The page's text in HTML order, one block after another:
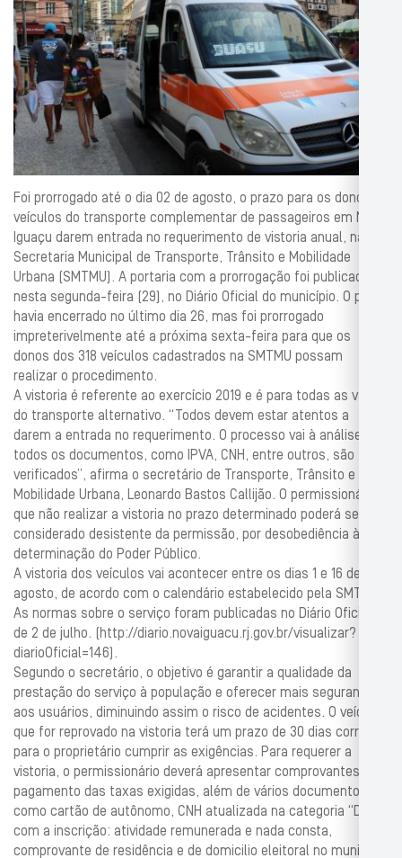
Foi prorrogado até o dia 02 de agosto, o prazo para os donos de
veículos do transporte complementar de passageiros em Nova
Iguaçu darem entrada no requerimento de vistoria anual, na
Secretaria Municipal de Transporte, Trânsito e Mobilidade
Urbana (SMTMU). A portaria com a prorrogação foi publicada
nesta segunda-feira (29), no Diário Oficial do município. O prazo
havia encerrado no último dia 26, mas foi prorrogado
impreterivelmente até a próxima sexta-feira para que os
donos dos 318 veículos cadastrados na SMTMU possam
realizar o procedimento.
A vistoria é referente ao exercício 2019 e é para todas as vans
do transporte alternativo. “Todos devem estar atentos a
darem a entrada no requerimento. O processo vai à análise e
todos os documentos, como IPVA, CNH, entre outros, são
verificados”, afirma o secretário de Transporte, Trânsito e
Mobilidade Urbana, Leonardo Bastos Callijão. O permissionário
que não realizar a vistoria no prazo determinado poderá ser
considerado desistente da permissão, por desobediência à
determinação do Poder Público.
A vistoria dos veículos vai acontecer entre os dias 1 e 16 de
agosto, de acordo com o calendário estabelecido pela SMTMU.
As normas sobre o serviço foram publicadas no Diário Oficial,
de 2 de julho. (http://diario.novaiguacu.rj.gov.br/visualizar?
diarioOficial=146).
Segundo o secretário, o objetivo é garantir a qualidade da
prestação do serviço à população e oferecer mais segurança
aos usuários, diminuindo assim o risco de acidentes. O veículo
que for reprovado na vistoria terá um prazo de 30 dias corridos
para o proprietário cumprir as exigências. Para requerer a
vistoria, o permissionário deverá apresentar comprovantes de
pagamento das taxas exigidas, além de vários documentos
como cartão de autônomo, CNH atualizada na categoria “D”
com a inscrição: atividade remunerada e nada consta,
comprovante de residência e de domicilio eleitoral no município